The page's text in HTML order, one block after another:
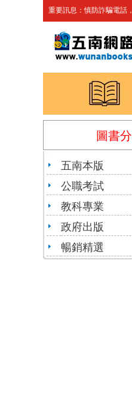
重要訊息：慎防詐騙電話
圖書
五南本版
公職考試
教科專業
政府出版
暢銷精選